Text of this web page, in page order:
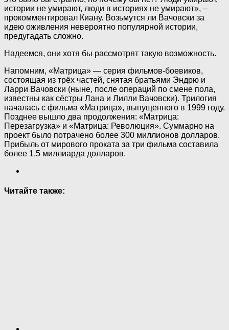
истории не умирают, люди в историях не умирают», –
прокомментировал Киану. Возьмутся ли Вачовски за
идею оживления невероятно популярной истории,
предугадать сложно.
Надеемся, они хотя бы рассмотрят такую возможность.
Напомним, «Матрица» — серия фильмов-боевиков,
состоящая из трёх частей, снятая братьями Эндрю и
Ларри Вачовски (ныне, после операций по смене пола,
известны как сёстры Лана и Лилли Вачовски). Трилогия
началась с фильма «Матрица», выпущенного в 1999 году.
Позднее вышло два продолжения: «Матрица:
Перезагрузка» и «Матрица: Революция». Суммарно на
проект было потрачено более 300 миллионов долларов.
Прибыль от мирового проката за три фильма составила
более 1,5 миллиарда долларов.
Читайте также: